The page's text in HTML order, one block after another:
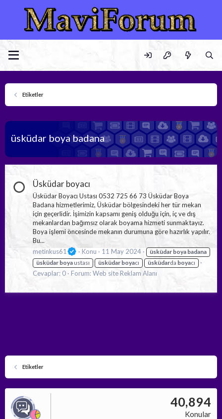
Etiketler
üsküdar boya badana
Üsküdar boyacı
Üsküdar Boyacı Ustası 0532 725 66 73 Üsküdar Boya
Badana hizmetlerimiz, Üsküdar bölgesindeki her tür mekan
için geçerlidir. İşimizin kapsamı geniş olduğu için, iç ve dış
mekanlardan bağımsız olarak boyama hizmeti sunmaktayız.
Boya işlemi öncesinde mekanın durumuna göre hazırlık yapılır.
Bu...
metinkus61
Konu 11 May 2024 üsküdar boya badana
üsküdar boya ustası üsküdar boyacı üsküdarda boyacı
Cevaplar: 0 Forum:Web site Reklam Alanı
Etiketler
40,894
Konular